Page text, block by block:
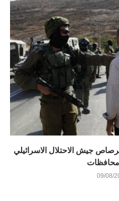
فلسطينيا برصاص جيش الاحتلال الاسرائيلي
09/08/